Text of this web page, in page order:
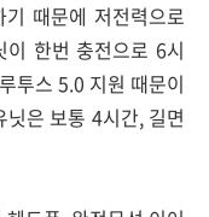
때문에 저전력으로
한번 충전으로 6시
투스 5.0 지원 때문이
은 보통 4시간, 길면